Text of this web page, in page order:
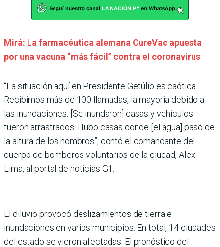
Mirá: La farmacéutica alemana CureVac apuesta
por una vacuna “más fácil” contra el coronavirus
“La situación aquí en Presidente Getúlio es caótica.
Recibimos más de 100 llamadas, la mayoría debido a
las inundaciones. [Se inundaron] casas y vehículos
fueron arrastrados. Hubo casas donde [el agua] pasó de
la altura de los hombros”, contó el comandante del
cuerpo de bomberos voluntarios de la ciudad, Alex
Lima, al portal de noticias G1.
El diluvio provocó deslizamientos de tierra e
inundaciones en varios municipios. En total, 14 ciudades
del estado se vieron afectadas. El pronóstico del